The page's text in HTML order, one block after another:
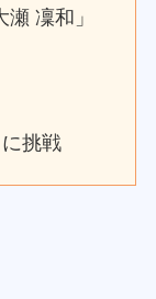
凜和」
挑戦